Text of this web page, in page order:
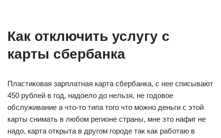
Как отключить услугу с
карты сбербанка
Пластиковая зарплатная карта сбербанка, с нее списывают
450 рублей в год, надоело до нельзя, не годовое
обслуживание а что-то типа того что можно деньги с этой
карты снимать в любом регионе страны, мне это нафиг не
надо, карта открыта в другом городе так как работаю в